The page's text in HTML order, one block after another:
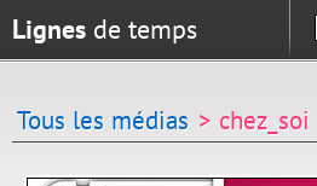
Lignes de temps
Tous les médias > chez_soi